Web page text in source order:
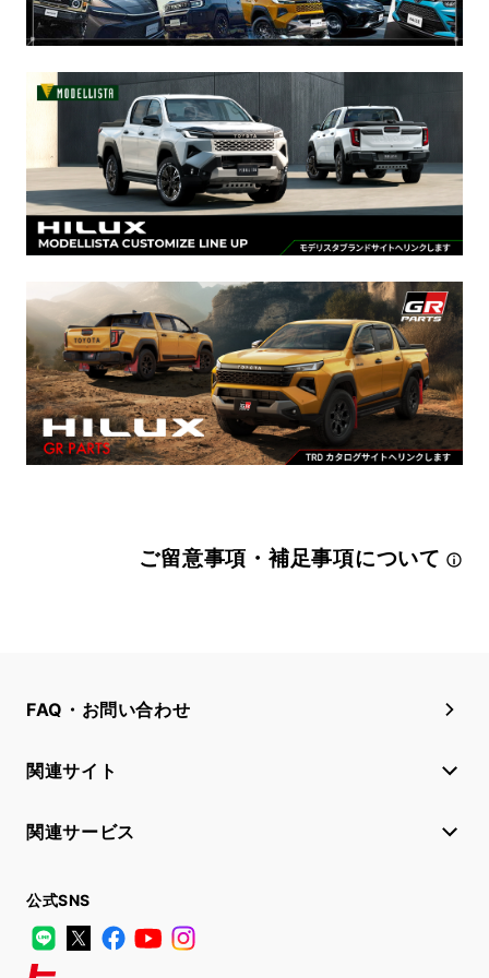
ご留意事項・補足事項について
FAQ・お問い合わせ
関連サイト
関連サービス
公式SNS
LINE
X FacebookYouTube